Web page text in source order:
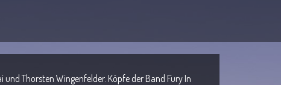
und Thorsten Wingenfelder. Köpfe der Band Fury In